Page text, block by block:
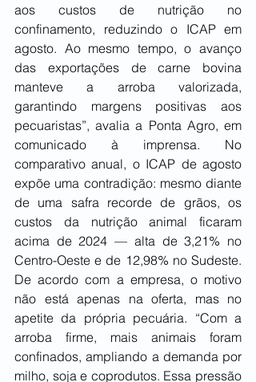
aos custos de nutrição no
confinamento, reduzindo o ICAP em
agosto. Ao mesmo tempo, o avanço
das exportações de carne bovina
manteve a arroba valorizada,
garantindo margens positivas aos
pecuaristas”, avalia a Ponta Agro, em
comunicado à imprensa. No
comparativo anual, o ICAP de agosto
expõe uma contradição: mesmo diante
de uma safra recorde de grãos, os
custos da nutrição animal ficaram
acima de 2024 — alta de 3,21% no
Centro-Oeste e de 12,98% no Sudeste.
De acordo com a empresa, o motivo
não está apenas na oferta, mas no
apetite da própria pecuária. “Com a
arroba firme, mais animais foram
confinados, ampliando a demanda por
milho, soja e coprodutos. Essa pressão